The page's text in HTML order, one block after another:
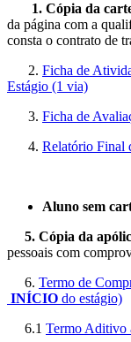
1. Cópia da
da página com a
consta o contrato de
2. Ficha de
Estágio (1 via)
3. Ficha de
4. Relatório Final
Aluno sem
5. Cópia da
pessoais com
6. Termo de
INÍCIO do estágio)
6.1 Termo Aditivo